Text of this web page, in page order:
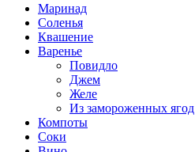
Маринад
Соленья
Квашение
Варенье
Повидло
Джем
Желе
Из замороженных ягод
Компоты
Соки